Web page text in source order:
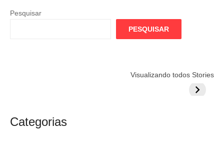
Pesquisar
PESQUISAR
Visualizando todos Stories
argentino
Globo quer
Lesão
do
Categorias